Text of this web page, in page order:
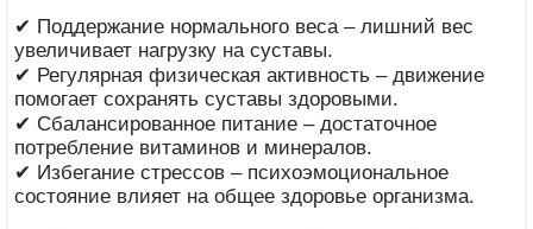
✔ Поддержание нормального веса – лишний вес
увеличивает нагрузку на суставы.
✔ Регулярная физическая активность – движение
помогает сохранять суставы здоровыми.
✔ Сбалансированное питание – достаточное
потребление витаминов и минералов.
✔ Избегание стрессов – психоэмоциональное
состояние влияет на общее здоровье организма.